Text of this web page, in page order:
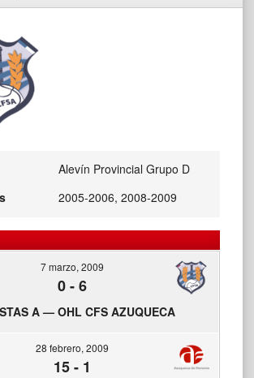
Alevín Provincial Grupo D
2005-2006, 2008-2009
7 marzo, 2009
0-6
A — OHL CFS AZUQUECA
28 febrero, 2009
15- 1